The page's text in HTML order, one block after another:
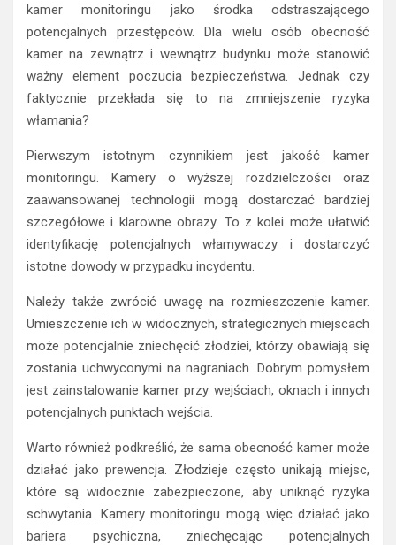
kamer monitoringu jako środka odstraszającego
potencjalnych przestępców. Dla wielu osób obecność
kamer na zewnątrz i wewnątrz budynku może stanowić
ważny element poczucia bezpieczeństwa. Jednak czy
faktycznie przekłada się to na zmniejszenie ryzyka
włamania?
Pierwszym istotnym czynnikiem jest jakość kamer
monitoringu. Kamery o wyższej rozdzielczości oraz
zaawansowanej technologii mogą dostarczać bardziej
szczegółowe i klarowne obrazy. To z kolei może ułatwić
identyfikację potencjalnych włamywaczy i dostarczyć
istotne dowody w przypadku incydentu.
Należy także zwrócić uwagę na rozmieszczenie kamer.
Umieszczenie ich w widocznych, strategicznych miejscach
może potencjalnie zniechęcić złodziei, którzy obawiają się
zostania uchwyconymi na nagraniach. Dobrym pomysłem
jest zainstalowanie kamer przy wejściach, oknach i innych
potencjalnych punktach wejścia.
Warto również podkreślić, że sama obecność kamer może
działać jako prewencja. Złodzieje często unikają miejsc,
które są widocznie zabezpieczone, aby uniknąć ryzyka
schwytania. Kamery monitoringu mogą więc działać jako
bariera psychiczna, zniechęcając potencjalnych